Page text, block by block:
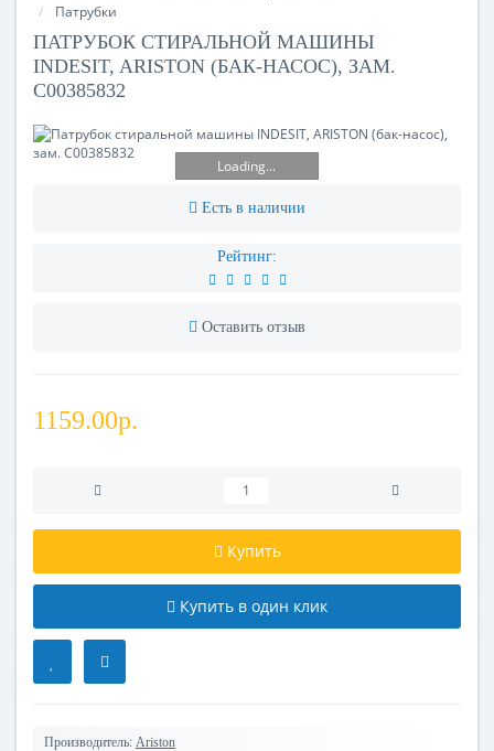
Патрубки
ПАТРУБОК СТИРАЛЬНОЙ МАШИНЫ
INDESIT, ARISTON (БАК-НАСОС), ЗАМ.
C00385832
Loading...
Есть в наличии
Рейтинг:
Оставить отзыв
1159.00р.
Купить
Купить в один клик
Производитель: Ariston